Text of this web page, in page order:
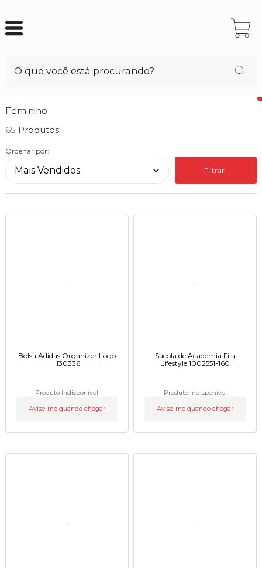
Feminino
65
Ordenar por:
Filtrar
Bolsa Adidas Organizer Logo
H30336
Produto Indisponível
Avise-me quando chegar
Sacola de Academia Fila
Lifestyle 1002551-160
Produto Indisponível
Avise-me quando chegar